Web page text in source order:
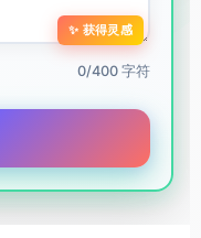
✨ 获得灵感
0/400 字符